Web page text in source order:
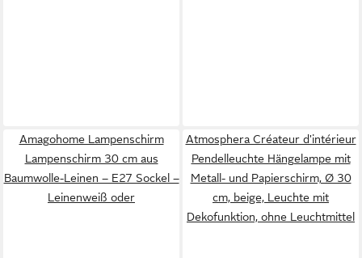
Amagohome Lampenschirm
Lampenschirm 30 cm aus
Baumwolle-Leinen – E27 Sockel –
Leinenweiß oder
Atmosphera Créateur d'intérieur
Pendelleuchte Hängelampe mit
Metall- und Papierschirm, Ø 30
cm, beige, Leuchte mit
Dekofunktion, ohne Leuchtmittel